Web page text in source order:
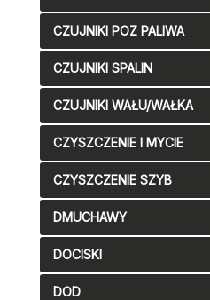
CZUJNIKI POZ PALIWA
CZUJNIKI SPALIN
CZUJNIKI WAŁU/WAŁKA
CZYSZCZENIE I MYCIE
CZYSZCZENIE SZYB
DMUCHAWY
DOCISKI
DOD